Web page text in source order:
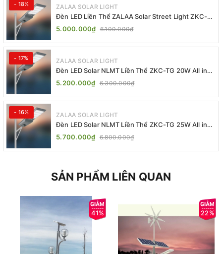
- 18% ZALAA SOLAR LIGHT
Đèn LED Liền Thể ZALAA Solar Street Light ZKC-
TG 20W 25W 30W All In One
5.000.000₫ 6.100.000₫
- 17% ZALAA SOLAR LIGHT
Đèn LED Solar NLMT Liền Thể ZKC-TG 20W All in
One | ZALAA Street Light
5.200.000₫ 6.300.000₫
- 16% ZALAA SOLAR LIGHT
Đèn LED Solar NLMT Liền Thể ZKC-TG 25W All in
One | ZALAA Street Light
5.700.000₫ 6.800.000₫
SẢN PHẨM LIÊN QUAN
41% 22%